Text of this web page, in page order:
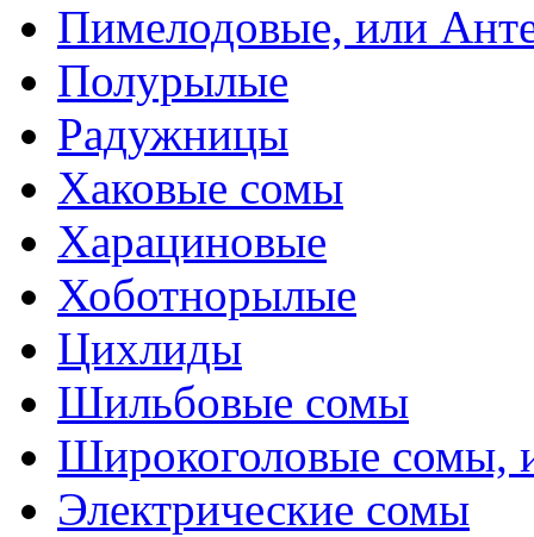
Пимелодовые, или
Полурылые
Радужницы
Хаковые сомы
Харациновые
Хоботнорылые
Цихлиды
Шильбовые сомы
Широкоголовые сомы,
Электрические сомы